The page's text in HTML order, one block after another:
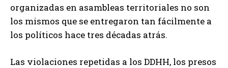
organizadas en asambleas territoriales no son
los mismos que se entregaron tan fácilmente a
los políticos hace tres décadas atrás.
Las violaciones repetidas a los DDHH, los presos